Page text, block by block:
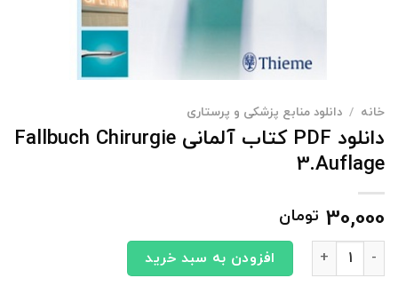
خانه / دانلود منابع پزشکی و پرستاری
دانلود PDF کتاب آلمانی Fallbuch Chirurgie
3.Auflage
30,000 تومان
دانلود PDF کتاب آلمانی Fallbuch Chirurgie 3.Auflage عدد افزودن به سبد خرید